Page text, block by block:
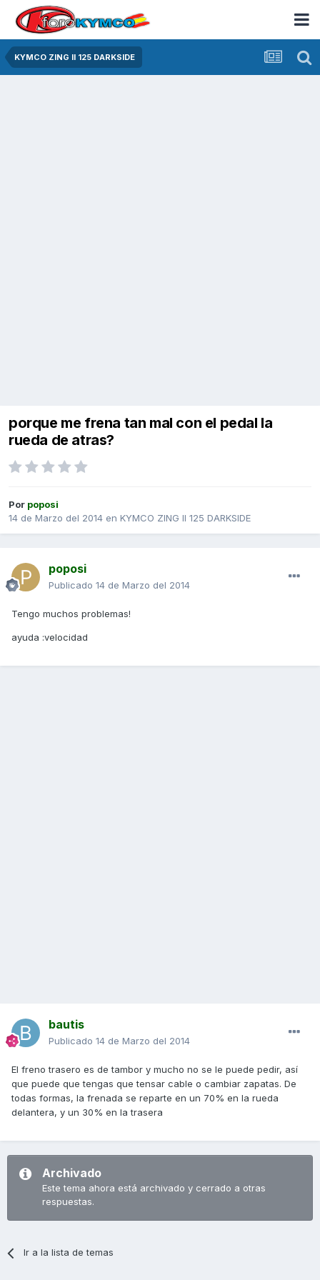
KYMCO ZING II 125 DARKSIDE
porque me frena tan mal con el pedal la
rueda de atras?
Por poposi
14 de Marzo del 2014 en KYMCO ZING II 125 DARKSIDE
poposi
Publicado 14 de Marzo del 2014
Tengo muchos problemas!
ayuda :velocidad
bautis
Publicado 14 de Marzo del 2014
El freno trasero es de tambor y mucho no se le puede pedir, así
que puede que tengas que tensar cable o cambiar zapatas. De
todas formas, la frenada se reparte en un 70% en la rueda
delantera, y un 30% en la trasera
Archivado
Este tema ahora está archivado y cerrado a otras
respuestas.
Ir a la lista de temas